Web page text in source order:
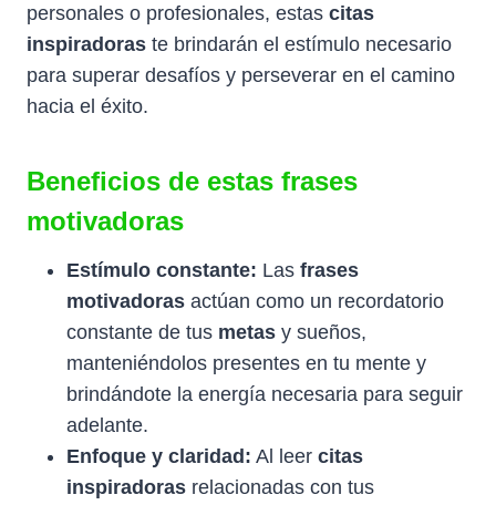
personales o profesionales, estas citas
inspiradoras te brindarán el estímulo necesario
para superar desafíos y perseverar en el camino
hacia el éxito.
Beneficios de estas frases
motivadoras
Estímulo constante: Las frases
motivadoras actúan como un recordatorio
constante de tus metas y sueños,
manteniéndolos presentes en tu mente y
brindándote la energía necesaria para seguir
adelante.
Enfoque y claridad: Al leer citas
inspiradoras relacionadas con tus